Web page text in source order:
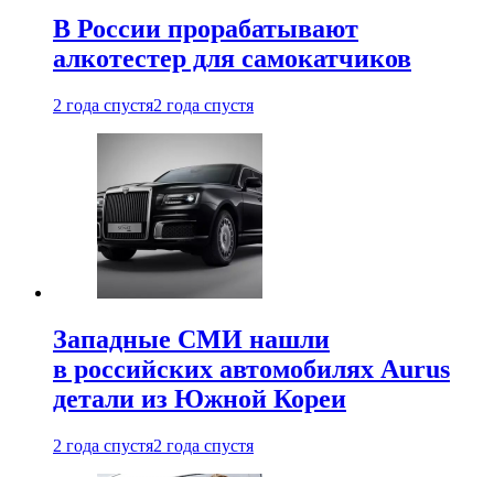
В России прорабатывают
алкотестер для самокатчиков
2 года спустя2 года спустя
Западные СМИ нашли
в российских автомобилях Aurus
детали из Южной Кореи
2 года спустя2 года спустя